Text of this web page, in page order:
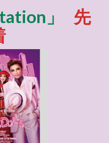
」
先